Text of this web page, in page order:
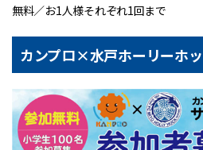
無料／お1人様それぞれ1回まで
カンプロ×水戸ホーリーホ